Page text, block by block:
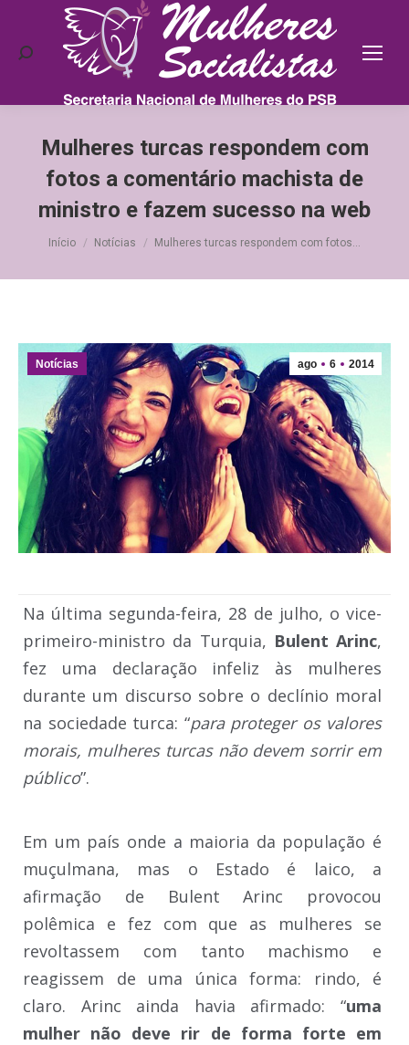
Search:
Mulheres turcas respondem com
fotos a comentário machista de
ministro e fazem sucesso na web
Você está aqui:
Início Notícias Mulheres turcas respondem com fotos…
ago 6 2014
Notícias
Na última segunda-feira, 28 de julho, o vice-
primeiro-ministro da Turquia, Bulent Arinc,
fez uma declaração infeliz às mulheres
durante um discurso sobre o declínio moral
na sociedade turca: “para proteger os valores
morais, mulheres turcas não devem sorrir em
público”.
Em um país onde a maioria da população é
muçulmana, mas o Estado é laico, a
afirmação de Bulent Arinc provocou
polêmica e fez com que as mulheres se
revoltassem com tanto machismo e
reagissem de uma única forma: rindo, é
claro. Arinc ainda havia afirmado: “uma
mulher não deve rir de forma forte em